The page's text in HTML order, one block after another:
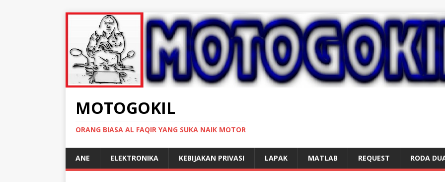
MOTOGOKIL
ORANG BIASA AL FAQIR YANG SUKA NAIK MOTOR
ANE ELEKTRONIKA KEBIJAKAN PRIVASI LAPAK MATLAB REQUEST RODA